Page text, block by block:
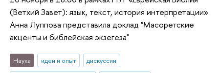
(Ветхий Завет): язык, текст, история интерпретации»
Анна Луппова представила доклад "Масоретские
акценты и библейская экзегеза"
Наука идеи и опыт
дискуссии